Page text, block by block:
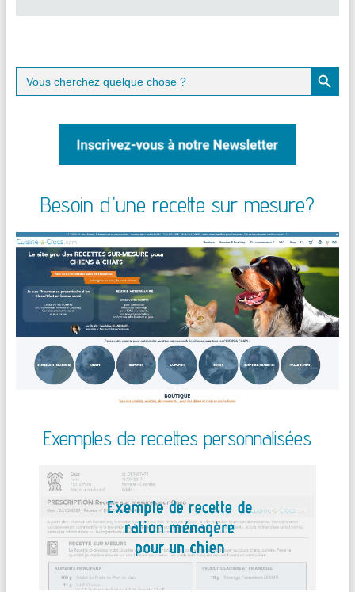
Search
for:
Search Button
Besoin d'une recette sur mesure?
Exemples de recettes personnalisées